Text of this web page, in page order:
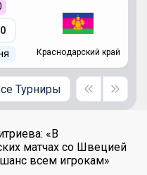
0
Краснодарский край
Турниры
«В
матчах со Швецией
всем игрокам»